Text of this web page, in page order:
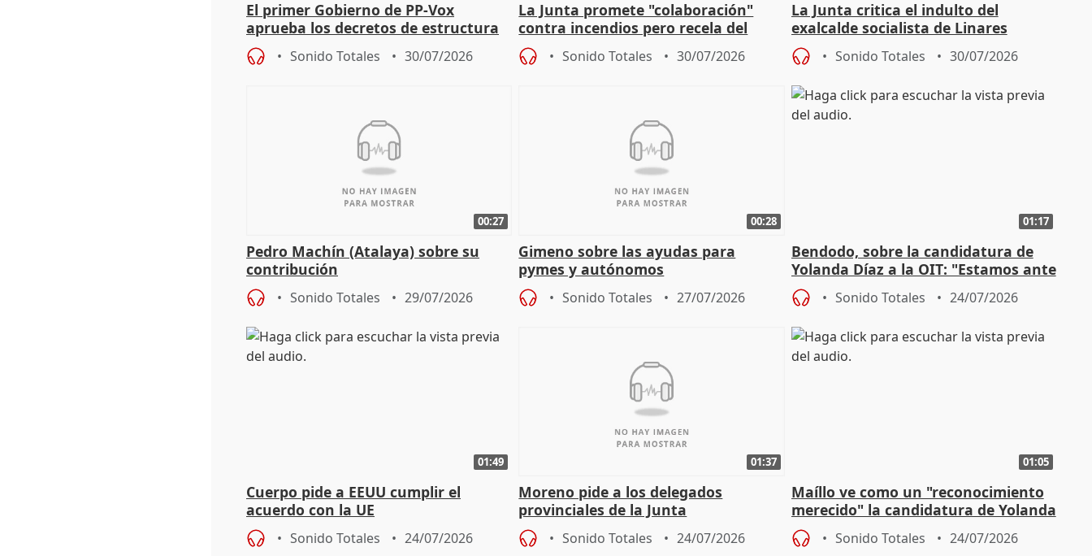
El primer Gobierno de PP-Vox
aprueba los decretos de estructura
de sus consejerías
Sonido Totales 30/07/2026
La Junta promete "colaboración"
contra incendios pero recela del
pacto de Estado de Sánchez
Sonido Totales 30/07/2026
La Junta critica el indulto del
exalcalde socialista de Linares
"condenado por corrupción"
Sonido Totales 30/07/2026
00:27
Pedro Machín (Atalaya) sobre su
contribución
Sonido Totales 29/07/2026
00:28
Gimeno sobre las ayudas para
pymes y autónomos
Sonido Totales 27/07/2026
01:17
Bendodo, sobre la candidatura de
Yolanda Díaz a la OIT: "Estamos ante
un plan de evacuación"
Sonido Totales 24/07/2026
01:49
Cuerpo pide a EEUU cumplir el
acuerdo con la UE
Sonido Totales 24/07/2026
01:37
Moreno pide a los delegados
provinciales de la Junta
"determinación para afrontar los
retos", diálog
Sonido Totales 24/07/2026
01:05
Maíllo ve como un "reconocimiento
merecido" la candidatura de Yolanda
Díaz a la OIT
Sonido Totales 24/07/2026